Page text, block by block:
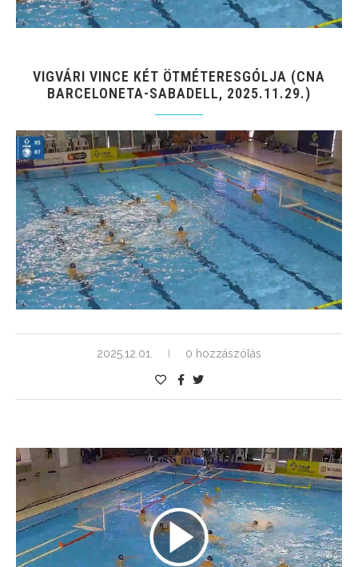
VIGVÁRI VINCE KÉT ÖTMÉTERESGÓLJA (CNA
BARCELONETA-SABADELL, 2025.11.29.)
2025.12.01. 0 hozzászólás